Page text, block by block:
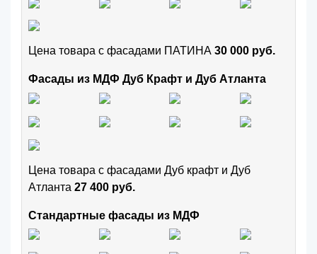
Цена товара с фасадами ПАТИНА 30 000 руб.
Фасады из МДФ Дуб Крафт и Дуб Атланта
Цена товара с фасадами Дуб крафт и Дуб
Атланта 27 400 руб.
Стандартные фасады из МДФ